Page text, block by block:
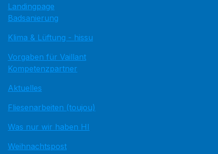
Landingpage
Badsanierung
Klima & Lüftung - hissu
Vorgaben für Vaillant
Kompetenzpartner
Aktuelles
Fliesenarbeiten (toujou)
Was nur wir haben HI
Weihnachtspost